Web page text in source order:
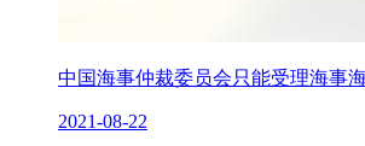
中国海事仲裁委员会只能受理海事
2021-08-22